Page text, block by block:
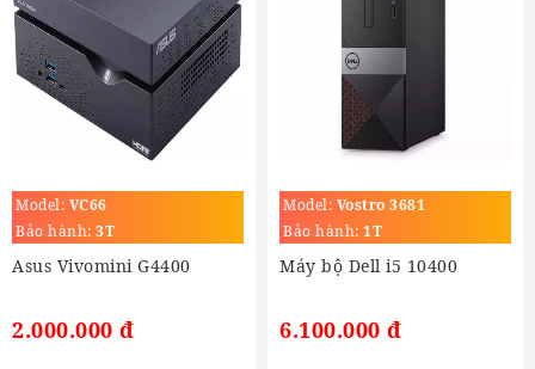
Model: VC66
Bảo hành: 3T
Asus Vivomini G4400
2.000.000 đ
Model: Vostro 3681
Bảo hành: 1T
Máy bộ Dell i5 10400
6.100.000 đ